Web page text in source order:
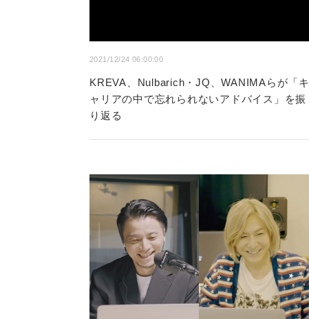
2021/12/24 06:00:00
KREVA、Nulbarich・JQ、WANIMAらが「キ
ャリアの中で忘れられないアドバイス」を振
り返る